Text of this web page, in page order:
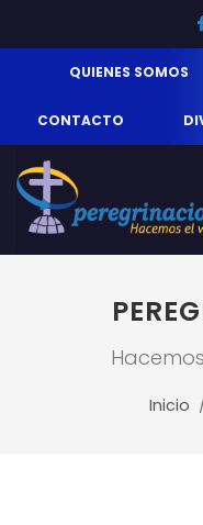
QUIENES SOMOS
CONTACTO
Inicio